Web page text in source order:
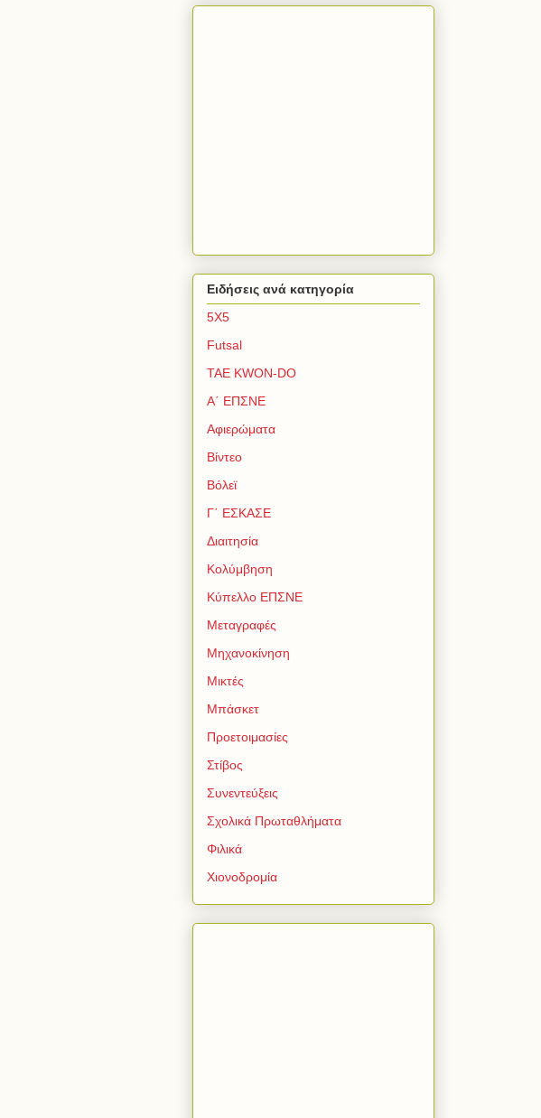
Ειδήσεις ανά κατηγορία
5Χ5
Futsal
TAE KWON-DO
Α΄ ΕΠΣΝΕ
Αφιερώματα
Βίντεο
Βόλεϊ
Γ΄ ΕΣΚΑΣΕ
Διαιτησία
Κολύμβηση
Κύπελλο ΕΠΣΝΕ
Μεταγραφές
Μηχανοκίνηση
Μικτές
Μπάσκετ
Προετοιμασίες
Στίβος
Συνεντεύξεις
Σχολικά Πρωταθλήματα
Φιλικά
Χιονοδρομία